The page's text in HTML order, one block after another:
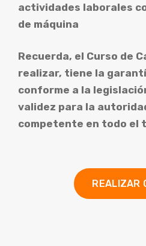
actividades laborales
de máquina
Recuerda, el Curso de
realizar, tiene la
conforme a la
validez para la
competente en todo el
REALIZAR